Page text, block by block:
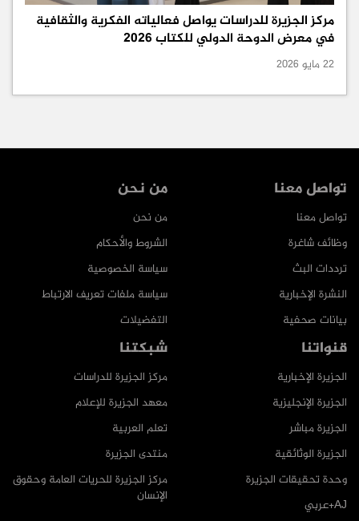
مركز الجزيرة للدراسات يواصل فعالياته الفكرية والثقافية
في معرض الدوحة الدولي للكتاب 2026
22 مايو 2026
من نحن
من نحن
الشروط والأحكام
سياسة الخصوصية
سياسة ملفات تعريف الارتباط
التفضيلات
تواصل معنا
تواصل معنا
وظائف شاغرة
ترددات البث
النشرة الإخبارية
بيانات صحفية
شبكتنا
مركز الجزيرة للدراسات
معهد الجزيرة للإعلام
تعلم العربية
منتدى الجزيرة
مركز الجزيرة للحريات العامة وحقوق
الإنسان
قنواتنا
الجزيرة الإخبارية
الجزيرة الإنجليزية
الجزيرة مباشر
الجزيرة الوثائقية
وحدة تحقيقات الجزيرة
AJ+عربي